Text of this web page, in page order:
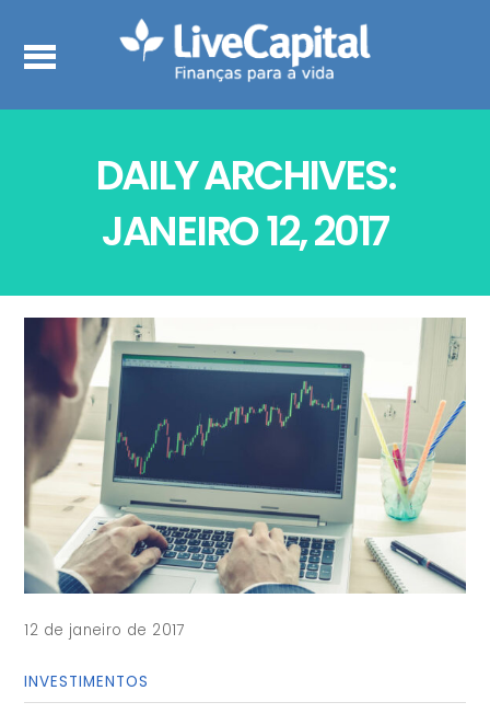
DAILY ARCHIVES:
JANEIRO 12, 2017
12 de janeiro de 2017
INVESTIMENTOS